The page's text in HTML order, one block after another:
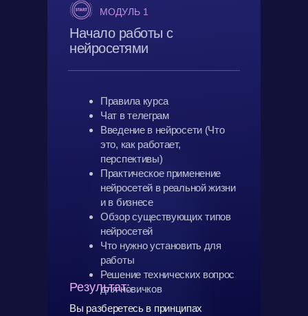
МОДУЛЬ 1
Начало работы с
нейросетями
Правила курса
Чат в телеграм
Введение в нейросети (Что
это, как работает,
перспективы)
Практическое применение
нейросетей в реальной жизни
и в бизнесе
Обзор существующих типов
нейросетей
Что нужно установить для
работы
Решение технических вопрос
для новичков
Результат:
Вы разберетесь в принципах